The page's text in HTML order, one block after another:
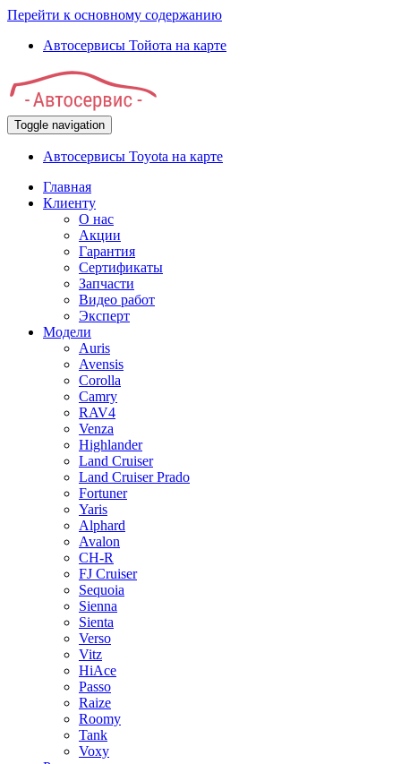
Перейти к основному содержанию
Автосервисы Тойота на карте
Toggle navigation
Автосервисы Toyota на карте
Главная
Клиенту
О нас
Акции
Гарантия
Сертификаты
Запчасти
Видео работ
Эксперт
Модели
Auris
Avensis
Corolla
Camry
RAV4
Venza
Highlander
Land Cruiser
Land Cruiser Prado
Fortuner
Yaris
Alphard
Avalon
CH-R
FJ Cruiser
Sequoia
Sienna
Sienta
Verso
Vitz
HiAce
Passo
Raize
Roomy
Tank
Voxy